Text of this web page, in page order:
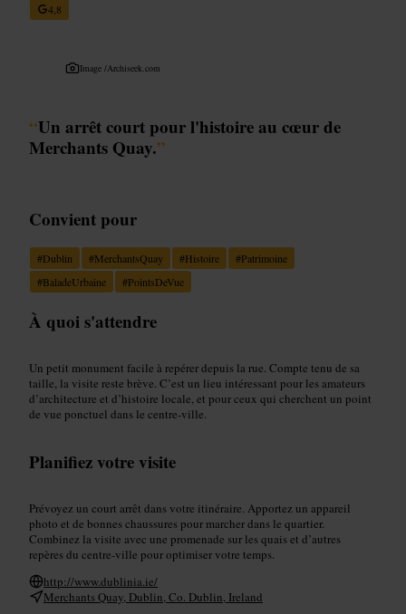
4,8
Image /Archiseek.com
“Un arrêt court pour l'histoire au cœur de
Merchants Quay.”
Convient pour
#Dublin #MerchantsQuay #Histoire #Patrimoine
#BaladeUrbaine #PointsDeVue
À quoi s'attendre
Un petit monument facile à repérer depuis la rue. Compte tenu de sa
taille, la visite reste brève. C’est un lieu intéressant pour les amateurs
d’architecture et d’histoire locale, et pour ceux qui cherchent un point
de vue ponctuel dans le centre-ville.
Planifiez votre visite
Prévoyez un court arrêt dans votre itinéraire. Apportez un appareil
photo et de bonnes chaussures pour marcher dans le quartier.
Combinez la visite avec une promenade sur les quais et d’autres
repères du centre-ville pour optimiser votre temps.
http://www.dublinia.ie/
Merchants Quay, Dublin, Co. Dublin, Ireland